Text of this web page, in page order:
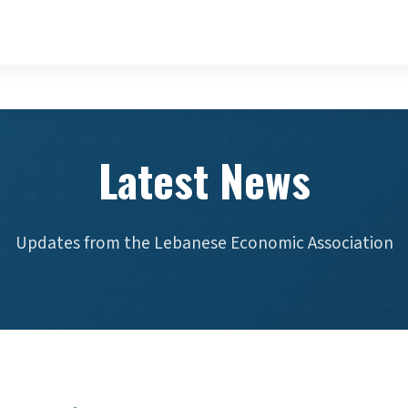
Latest News
Updates from the Lebanese Economic Association